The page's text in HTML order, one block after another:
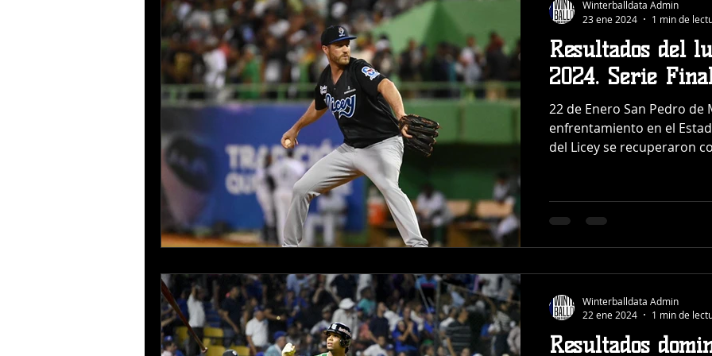
Resultados del
2024. Serie
22 de Enero San Pedro
enfrentamiento en el
del Licey se recuperaron
Winterballdata Admin
23 ene 2024
1 min de
Resultados
Winterballdata Admin
22 ene 2024
1 min de